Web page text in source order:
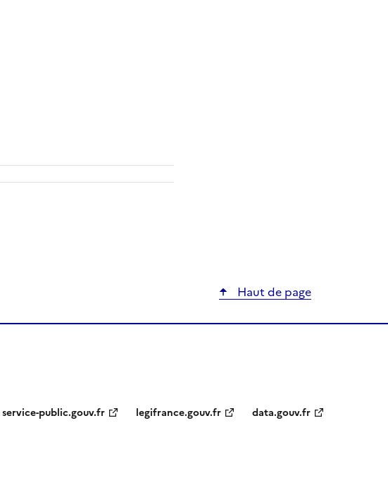
Haut de page
service-public.gouv.fr legifrance.gouv.fr data.gouv.fr